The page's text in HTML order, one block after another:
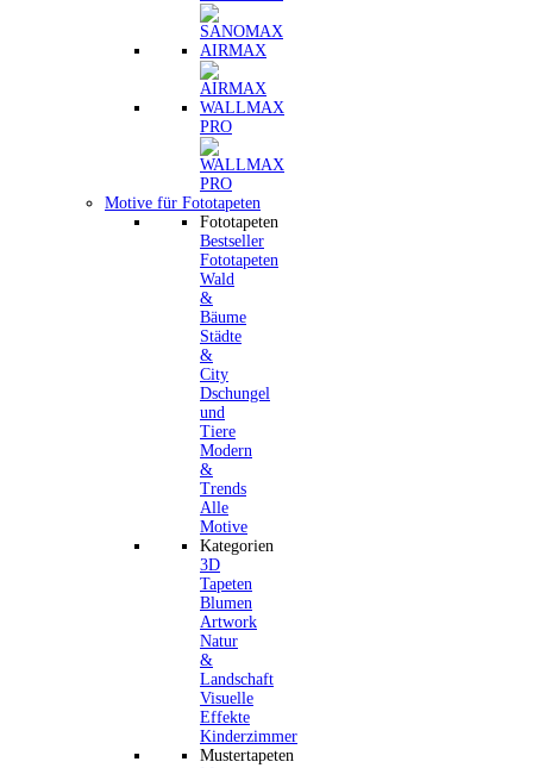
AIRMAX
WALLMAX
PRO
Motive für Fototapeten
Fototapeten
Bestseller
Fototapeten
Wald
&
Bäume
Städte
&
City
Dschungel
und
Tiere
Modern
&
Trends
Alle
Motive
Kategorien
3D
Tapeten
Blumen
Artwork
Natur
&
Landschaft
Visuelle
Effekte
Kinderzimmer
Mustertapeten